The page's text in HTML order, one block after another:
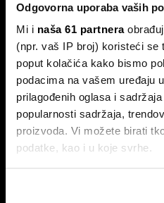
Odgovorna uporaba vaših
Mi i naša 61 partnera
(npr. vaš IP broj) koristeći se
poput kolačića kako bismo
podacima na vašem uređaju
prilagođenih oglasa i
popularnosti sadržaja,
proizvoda. Vi možete birati
podatke, kao i u koje svrhe.
površine, ali sada
problem
Nakon desetljeća snažnog
o tržištu, a sve manje o novim